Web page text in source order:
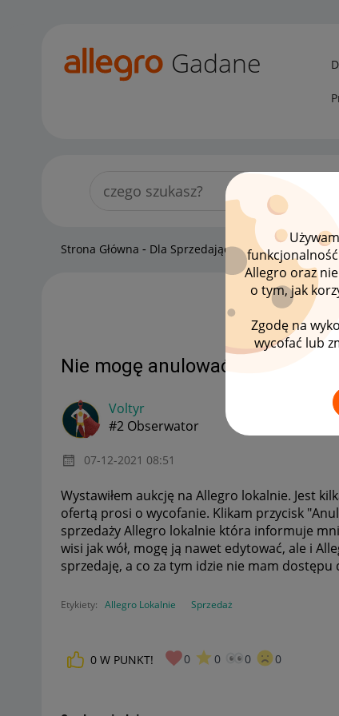
Allegro oraz
o tym, jak
Zgodę na
wycofać lub
Gadane
Strona Główna Dla Sprzedających Sprzedający o
Nie mogę anulować oferty
Voltyr
#2 Obserwator
‎07-12-2021 08:51
Wystawiłem aukcję na Allegro lokalnie. Jest
ofertą prosi o wycofanie. Klikam przycisk
sprzedaży Allegro lokalnie która informuje
wisi jak wół, mogę ją nawet edytować, ale i
sprzedaję, a co za tym idzie nie mam
Etykiety: Allegro Lokalnie Sprzedaż
0 W PUNKT! 0 0 0 0